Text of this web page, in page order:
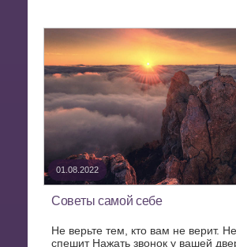
01.08.2022
Советы самой себе
Не верьте тем, кто вам не верит.
спешит Нажать звонок у вашей